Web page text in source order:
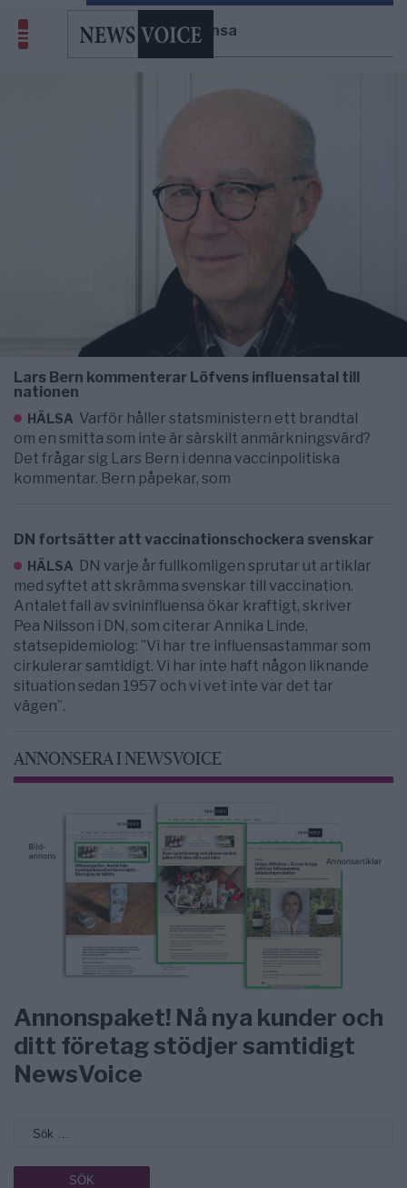
influensa
Lars Bern kommenterar Löfvens influensatal till
nationen
HÄLSA Varför håller statsministern ett brandtal
om en smitta som inte är särskilt anmärkningsvärd?
Det frågar sig Lars Bern i denna vaccinpolitiska
kommentar. Bern påpekar, som
DN fortsätter att vaccinationschockera svenskar
HÄLSA DN varje år fullkomligen sprutar ut artiklar
med syftet att skrämma svenskar till vaccination.
Antalet fall av svininfluensa ökar kraftigt, skriver
Pea Nilsson i DN, som citerar Annika Linde,
statsepidemiolog: ”Vi har tre influensastammar som
cirkulerar samtidigt. Vi har inte haft någon liknande
situation sedan 1957 och vi vet inte var det tar
vägen”.
ANNONSERA I NEWSVOICE
Annonspaket! Nå nya kunder och
ditt företag stödjer samtidigt
NewsVoice